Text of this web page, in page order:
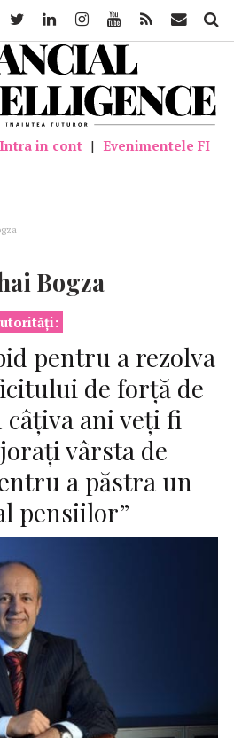
Intra in cont | Evenimentele FI
Bogza
pentru a rezolva
de forță de
ani veți fi
vârsta de
a păstra un
pensiilor”
Twitter LinkedinInstagramYoutube Feed Mail